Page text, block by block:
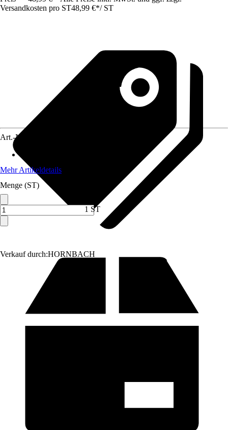
Versandkosten pro ST48,99 €*/ ST
Verkauf durch:HORNBACH
Art.-Nr.
Mehr Artikeldetails
Menge (ST)
1 ST